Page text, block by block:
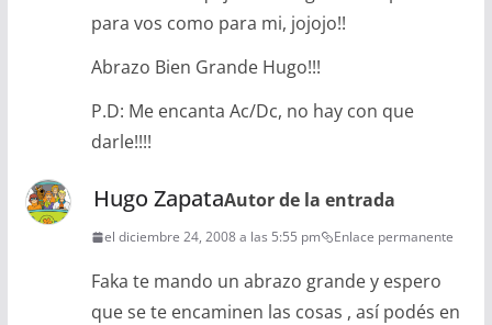
para vos como para mi, jojojo!!
Abrazo Bien Grande Hugo!!!
P.D: Me encanta Ac/Dc, no hay con que
darle!!!!
Hugo ZapataAutor de la entrada
el diciembre 24, 2008 a las 5:55 pm Enlace permanente
Faka te mando un abrazo grande y espero
que se te encaminen las cosas , así podés en